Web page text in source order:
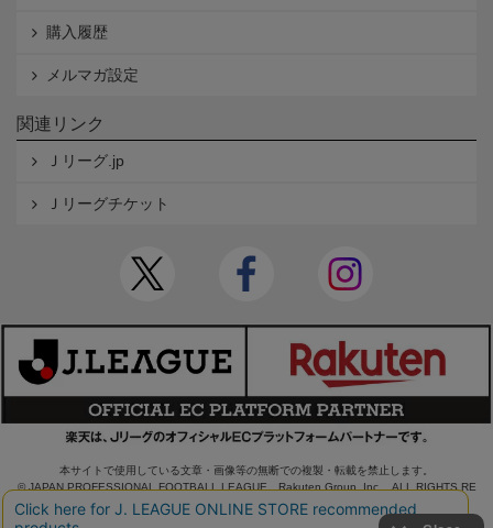
購入履歴
メルマガ設定
関連リンク
Ｊリーグ.jp
Ｊリーグチケット
本サイトで使用している文章・画像等の無断での複製・転載を禁止します。
© JAPAN PROFESSIONAL FOOTBALL LEAGUE Rakuten Group, Inc. ALL RIGHTS RE
SERVED.